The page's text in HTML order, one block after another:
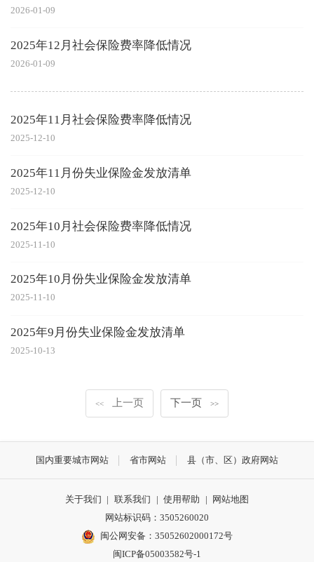
2026-01-09
2025年12月社会保险费率降低情况
2026-01-09
2025年11月社会保险费率降低情况
2025-12-10
2025年11月份失业保险金发放清单
2025-12-10
2025年10月社会保险费率降低情况
2025-11-10
2025年10月份失业保险金发放清单
2025-11-10
2025年9月份失业保险金发放清单
2025-10-13
<< 上一页 下一页 >>
国内重要城市网站 省市网站 县（市、区）政府网站
关于我们 | 联系我们 | 使用帮助 | 网站地图
网站标识码：3505260020
闽公网安备：35052602000172号
闽ICP备05003582号-1